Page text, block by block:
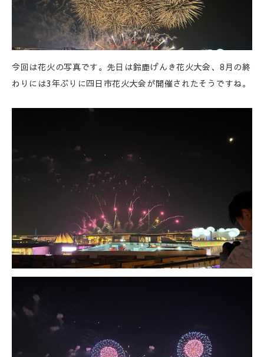
今回は花火の写真です。先日は鈴鹿げんき花火大会、8月の終
わりには3年ぶりに四日市花火大会が開催されたそうですね。